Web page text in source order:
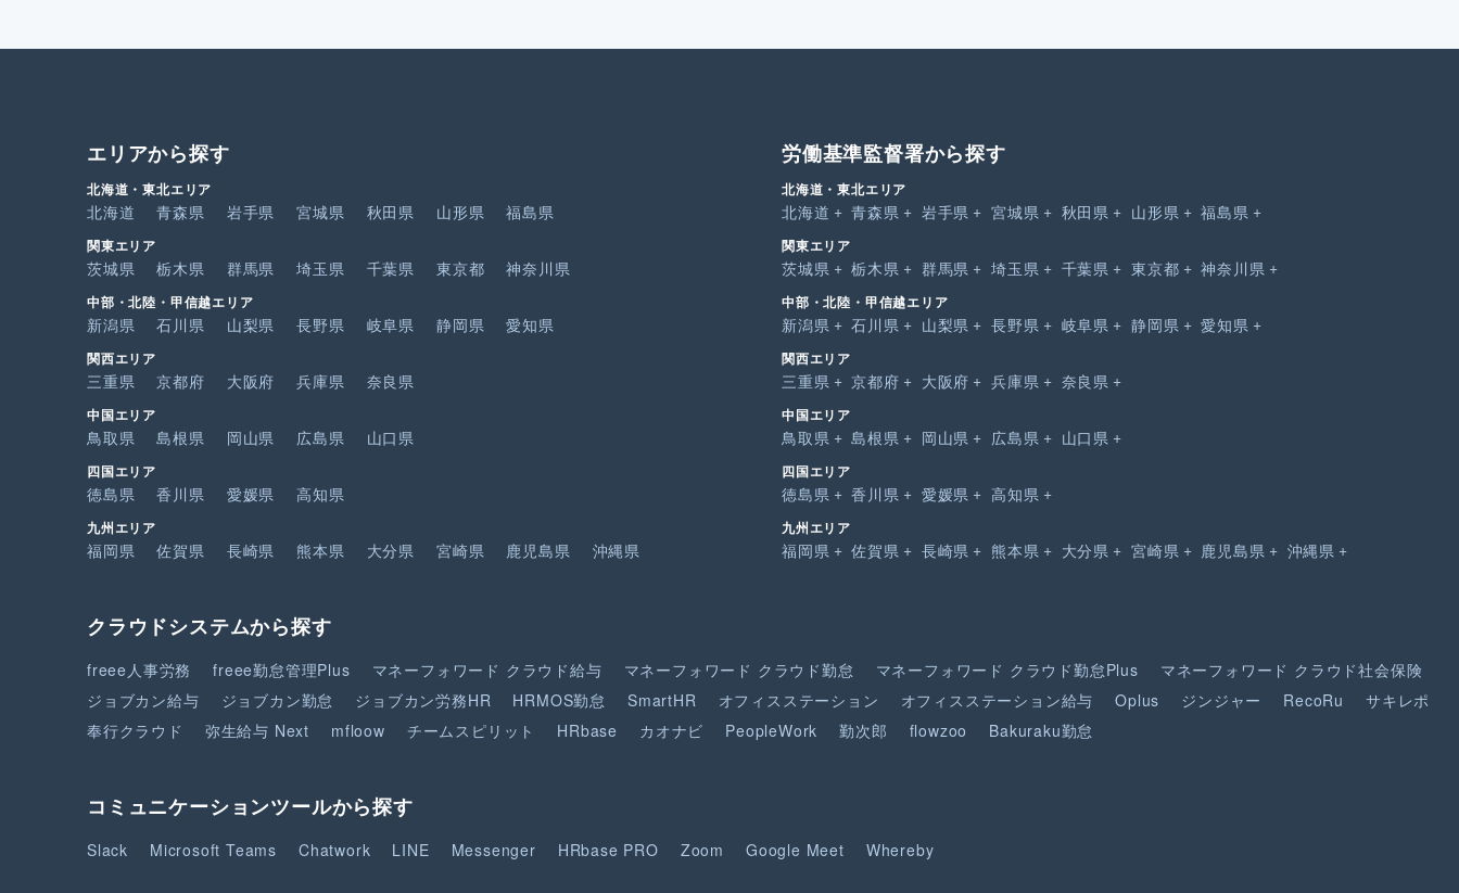
エリアから探す
北海道・東北エリア
北海道 青森県 岩手県 宮城県 秋田県 山形県 福島県
関東エリア
茨城県 栃木県 群馬県 埼玉県 千葉県 東京都 神奈川県
中部・北陸・甲信越エリア
新潟県 石川県 山梨県 長野県 岐阜県 静岡県 愛知県
関西エリア
三重県 京都府 大阪府 兵庫県 奈良県
中国エリア
鳥取県 島根県 岡山県 広島県 山口県
四国エリア
徳島県 香川県 愛媛県 高知県
九州エリア
福岡県 佐賀県 長崎県 熊本県 大分県 宮崎県 鹿児島県 沖縄県
労働基準監督署から探す
北海道・東北エリア
北海道 青森県 岩手県 宮城県 秋田県 山形県 福島県
関東エリア
茨城県 栃木県 群馬県 埼玉県 千葉県 東京都 神奈川県
中部・北陸・甲信越エリア
新潟県 石川県 山梨県 長野県 岐阜県 静岡県 愛知県
関西エリア
三重県 京都府 大阪府 兵庫県 奈良県
中国エリア
鳥取県 島根県 岡山県 広島県 山口県
四国エリア
徳島県 香川県 愛媛県 高知県
九州エリア
福岡県 佐賀県 長崎県 熊本県 大分県 宮崎県 鹿児島県 沖縄県
クラウドシステムから探す
freee人事労務 freee勤怠管理Plus マネーフォワード クラウド給与 マネーフォワード クラウド勤怠 マネーフォワード クラウド勤怠Plus マネーフォワード クラウド社会保険
ジョブカン給与
ジョブカン勤怠 ジョブカン労務HR HRMOS勤怠 SmartHR オフィスステーション オフィスステーション給与 Oplus ジンジャー RecoRu
サキレポ
奉行クラウド
弥生給与 Next mfloow チームスピリット HRbase カオナビ PeopleWork 勤次郎 flowzoo Bakuraku勤怠
コミュニケーションツールから探す
Slack Microsoft Teams Chatwork LINE Messenger HRbase PRO Zoom Google Meet Whereby